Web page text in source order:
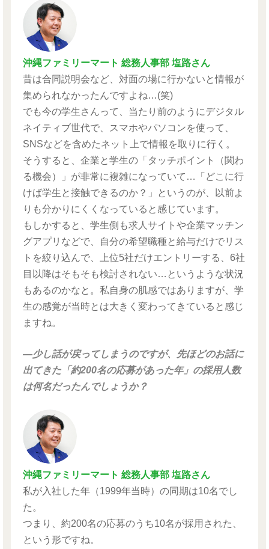
沖縄ファミリーマート 総務人事部 塩路さん
昔は合同説明会など、対面の場に行かないと情報が
集められなかったんですよね…(笑)
でも今の学生さんって、当たり前のようにデジタル
ネイティブ世代で、スマホやパソコンを使って、
SNSなどを含めたネット上で情報を取りに行く。
そうすると、企業と学生の「タッチポイント（関わ
る機会）」が非常に複雑になっていて…「どこに行
けば学生と接触できるのか？」というのが、以前よ
りも分かりにくくなっていると感じています。
もしかすると、学生側も求人サイトや企業マッチン
グアプリなどで、自分の希望職種と給与だけでリス
トを絞り込んで、上位5社だけエントリーする、6社
目以降はそもそも検討されない…というような状況
もあるのかなと。私自身の肌感ではありますが、学
生の感覚が当時とは大きく変わってきていると感じ
ますね。
―少し話が戻ってしまうのですが、先ほどのお話に
出てきた「約200名の応募があった年」の採用人数
は何名だったんでしょうか？
沖縄ファミリーマート 総務人事部 塩路さん
私が入社した年（1999年当時）の同期は10名でし
た。
つまり、約200名の応募のうち10名が採用された、
という形ですね。